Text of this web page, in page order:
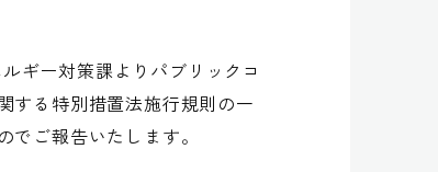
ギー対策課よりパブリックコ
する特別措置法施行規則の一
ご報告いたします。